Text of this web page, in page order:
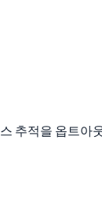
추적을 옵트아